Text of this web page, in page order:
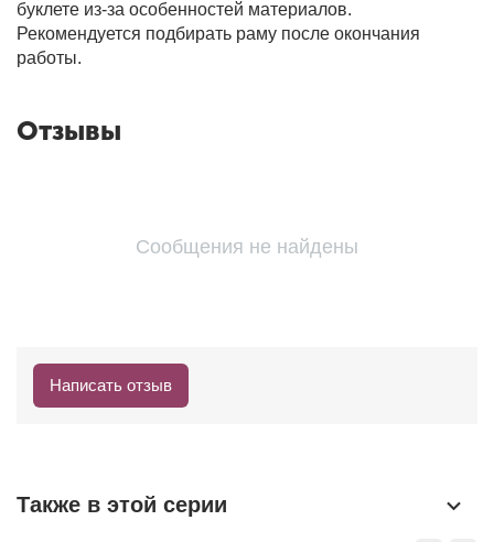
буклете из-за особенностей материалов.
Рекомендуется подбирать раму после окончания
работы.
Отзывы
Сообщения не найдены
Написать отзыв
Также в этой серии